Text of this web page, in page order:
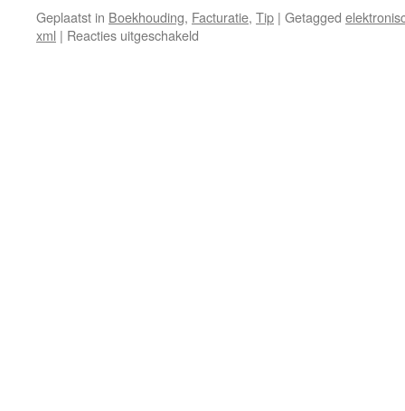
Geplaatst in Boekhouding, Facturatie, Tip | Getagged
xml | Reacties uitgeschakeld